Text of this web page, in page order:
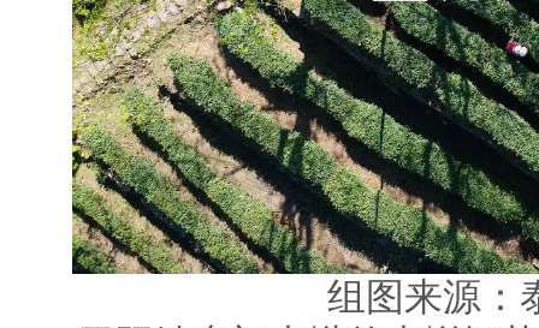
组图来源：